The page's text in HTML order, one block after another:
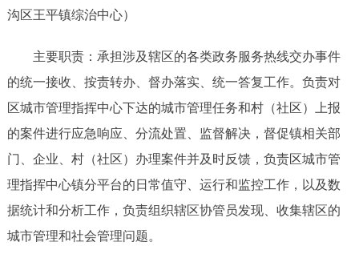
沟区王平镇综治中心）
主要职责：承担涉及辖区的各类政务服务热线交办事件
的统一接收、按责转办、督办落实、统一答复工作。负责对
区城市管理指挥中心下达的城市管理任务和村（社区）上报
的案件进行应急响应、分流处置、监督解决，督促镇相关部
门、企业、村（社区）办理案件并及时反馈，负责区城市管
理指挥中心镇分平台的日常值守、运行和监控工作，以及数
据统计和分析工作，负责组织辖区协管员发现、收集辖区的
城市管理和社会管理问题。